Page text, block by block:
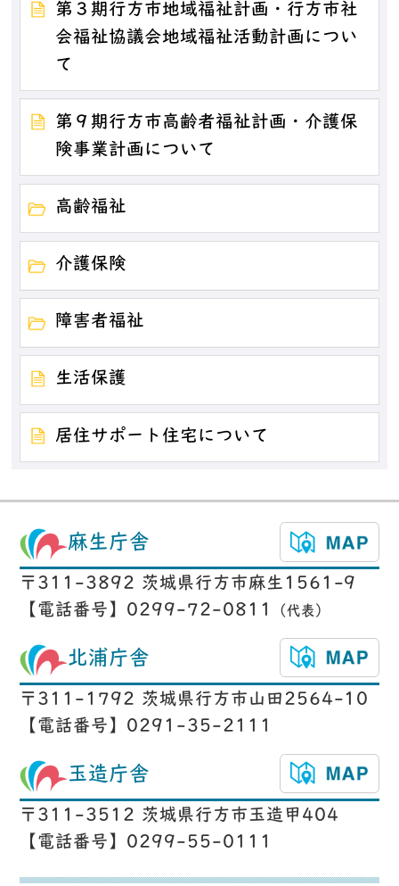
第３期行方市地域福祉計画・行方市社
会福祉協議会地域福祉活動計画につい
て
第９期行方市高齢者福祉計画・介護保
険事業計画について
高齢福祉
介護保険
障害者福祉
生活保護
居住サポート住宅について
麻生庁舎
〒311-3892 茨城県行方市麻生1561-9
【電話番号】0299-72-0811
（代表）
北浦庁舎
〒311-1792 茨城県行方市山田2564-10
【電話番号】0291-35-2111
玉造庁舎
〒311-3512 茨城県行方市玉造甲404
【電話番号】0299-55-0111